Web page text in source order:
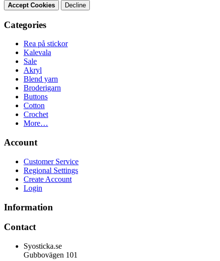
Accept Cookies Decline
Categories
Rea på stickor
Kalevala
Sale
Akryl
Blend yarn
Broderigarn
Buttons
Cotton
Crochet
More…
Account
Customer Service
Regional Settings
Create Account
Login
Information
Contact
Syosticka.se
Gubbovägen 101